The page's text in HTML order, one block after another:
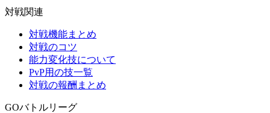
対戦関連
対戦機能まとめ
対戦のコツ
能力変化技について
PvP用の技一覧
対戦の報酬まとめ
GOバトルリーグ